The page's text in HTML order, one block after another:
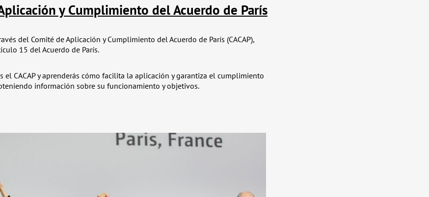
y Cumplimiento del Acuerdo de París
del Comité de Aplicación y Cumplimiento del Acuerdo de París (CACAP),
15 del Acuerdo de París.
el CACAP y aprenderás cómo facilita la aplicación y garantiza el cumplimiento
información sobre su funcionamiento y objetivos.